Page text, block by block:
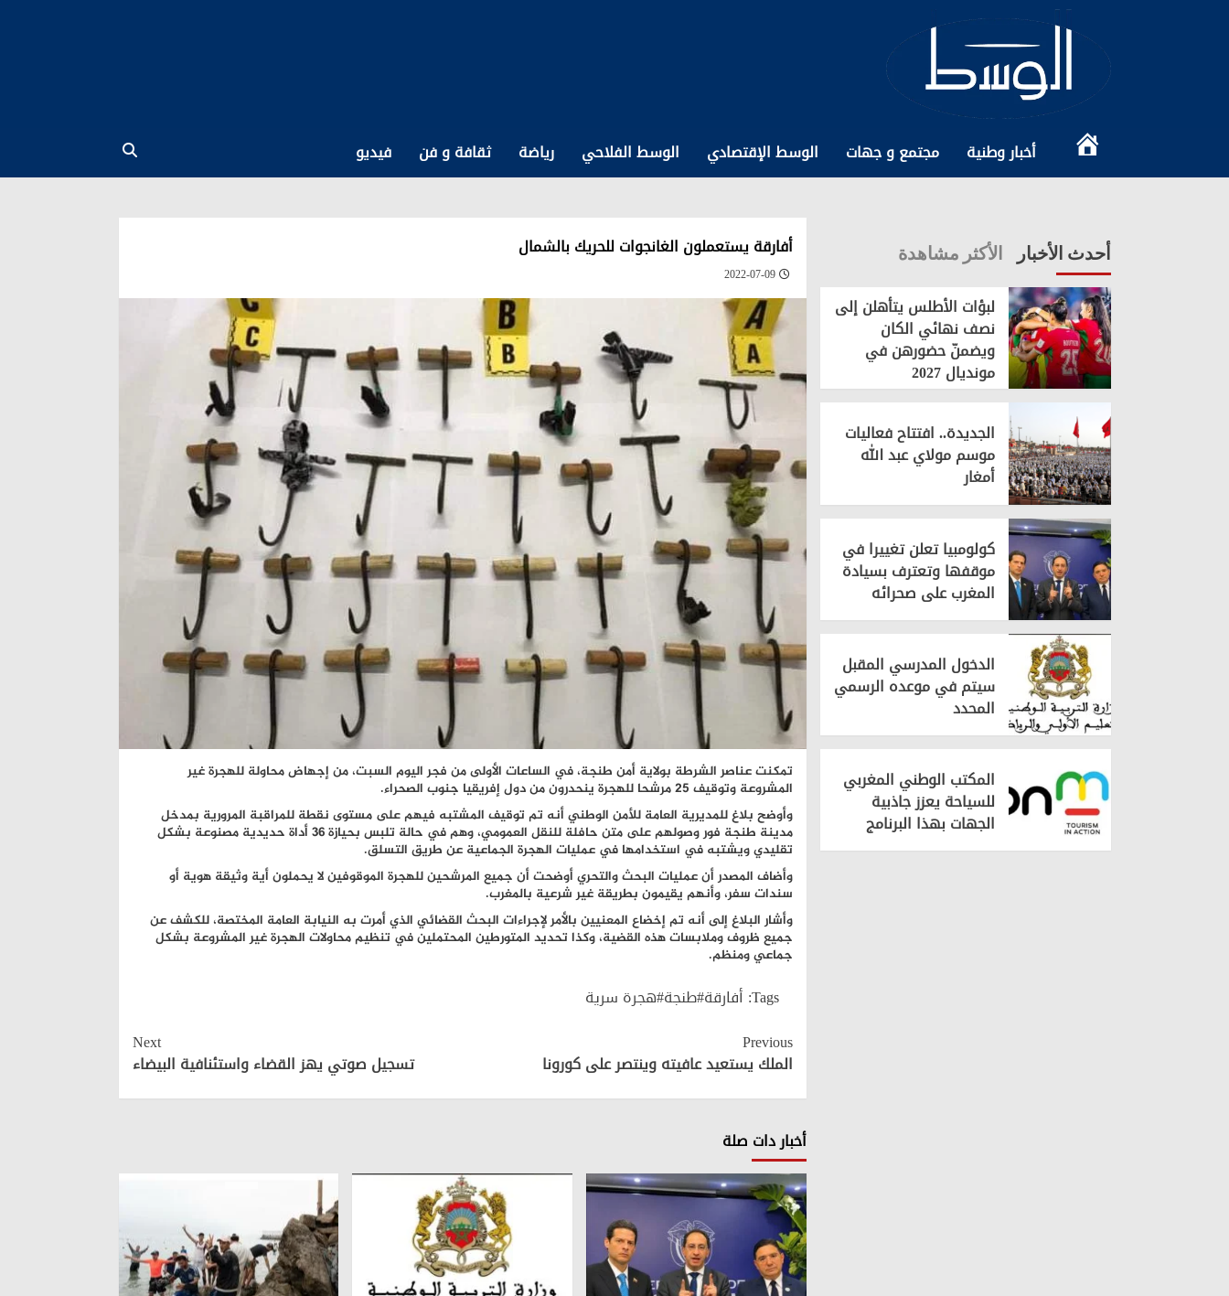
الرئيسية
أخبار وطنية مجتمع و جهات الوسط الإقتصادي الوسط الفلاحي رياضة ثقافة و فن فيديو
أفارقة يستعملون الغانجوات للحريك بالشمال
2022-07-09
تمكنت عناصر الشرطة بولاية أمن طنجة، في الساعات الأولى من فجر اليوم السبت، من إجهاض محاولة للهجرة غير
المشروعة وتوقيف 25 مرشحا للهجرة ينحدرون من دول إفريقيا جنوب الصحراء.
وأوضح بلاغ للمديرية العامة للأمن الوطني أنه تم توقيف المشتبه فيهم على مستوى نقطة للمراقبة المرورية بمدخل
مدينة طنجة فور وصولهم على متن حافلة للنقل العمومي، وهم في حالة تلبس بحيازة 36 أداة حديدية مصنوعة بشكل
تقليدي ويشتبه في استخدامها في عمليات الهجرة الجماعية عن طريق التسلق.
وأضاف المصدر أن عمليات البحث والتحري أوضحت أن جميع المرشحين للهجرة الموقوفين لا يحملون أية وثيقة هوية أو
سندات سفر، وأنهم يقيمون بطريقة غير شرعية بالمغرب.
وأشار البلاغ إلى أنه تم إخضاع المعنيين بالأمر لإجراءات البحث القضائي الذي أمرت به النيابة العامة المختصة، للكشف عن
جميع ظروف وملابسات هذه القضية، وكذا تحديد المتورطين المحتملين في تنظيم محاولات الهجرة غير المشروعة بشكل
جماعي ومنظم.
Tags: أفارقة#طنجة#هجرة سرية
Continue
Reading
Previous
الملك يستعيد عافيته وينتصر على كورونا
Next
تسجيل صوتي يهز القضاء واستئنافية البيضاء
أخبار دات صلة
أحدث الأخبار الأكثر مشاهدة
لبؤات الأطلس يتأهلن إلى
نصف نهائي الكان
ويضمنّ حضورهن في
مونديال 2027
الجديدة.. افتتاح فعاليات
موسم مولاي عبد الله
أمغار
كولومبيا تعلن تغييرا في
موقفها وتعترف بسيادة
المغرب على صحرائه
الدخول المدرسي المقبل
سیتم في موعده الرسمي
المحدد
المكتب الوطني المغربي
للسياحة يعزز جاذبية
الجهات بهذا البرنامج